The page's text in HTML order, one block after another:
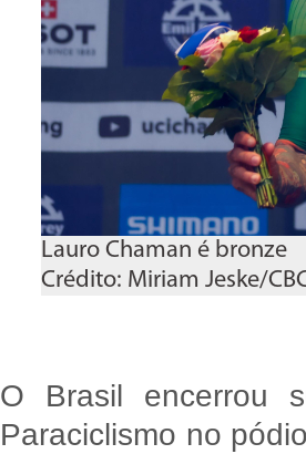
Lauro Chaman é bronze
Crédito: Miriam Jeske/
O Brasil encerrou
Paraciclismo no